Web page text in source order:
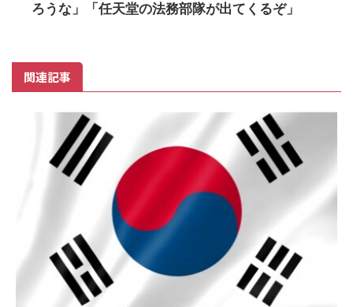
ろうな」「任天堂の法務部隊が出てくるぞ」
関連記事